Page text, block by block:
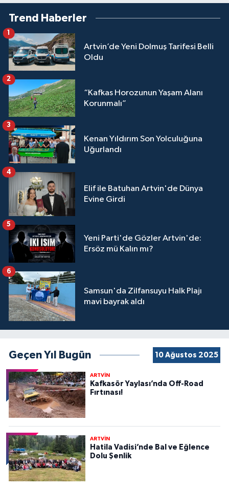
Trend Haberler
Artvin’de Yeni Dolmuş Tarifesi Belli
Oldu
“Kafkas Horozunun Yaşam Alanı
Korunmalı”
2
Kenan Yıldırım Son Yolculuğuna
Uğurlandı
3
Elif ile Batuhan Artvin'de Dünya
Evine Girdi
4
Yeni Parti'de Gözler Artvin'de:
Ersöz mü Kalın mı?
5
Samsun'da Zilfansuyu Halk Plajı
mavi bayrak aldı
6
Geçen Yıl Bugün 10 Ağustos 2025
ARTVİN
Kafkasör Yaylası’nda Off-Road
Fırtınası!
ARTVİN
Hatila Vadisi’nde Bal ve Eğlence
Dolu Şenlik